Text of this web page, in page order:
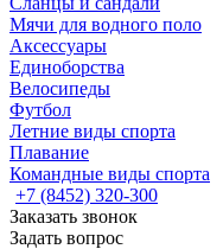
Мячи для водного поло
Аксессуары
Единоборства
Велосипеды
Футбол
Летние виды спорта
Плавание
Командные виды спорта
+7 (8452) 320-300
Заказать звонок
Задать вопрос